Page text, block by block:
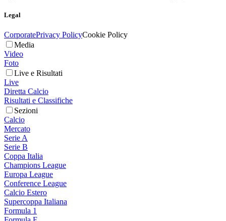
Legal
CorporatePrivacy PolicyCookie Policy
Media
Video
Foto
Live e Risultati
Live
Diretta Calcio
Risultati e Classifiche
Sezioni
Calcio
Mercato
Serie A
Serie B
Coppa Italia
Champions League
Europa League
Conference League
Calcio Estero
Supercoppa Italiana
Formula 1